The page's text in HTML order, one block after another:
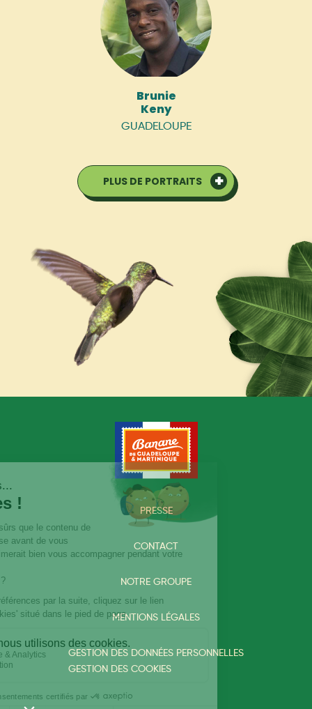
Brunie
Keny
GUADELOUPE
PLUS DE PORTRAITS
PRESSE
CONTACT
NOTRE GROUPE
MENTIONS LÉGALES
GESTION DES DONNÉES PERSONNELLES
GESTION DES COOKIES